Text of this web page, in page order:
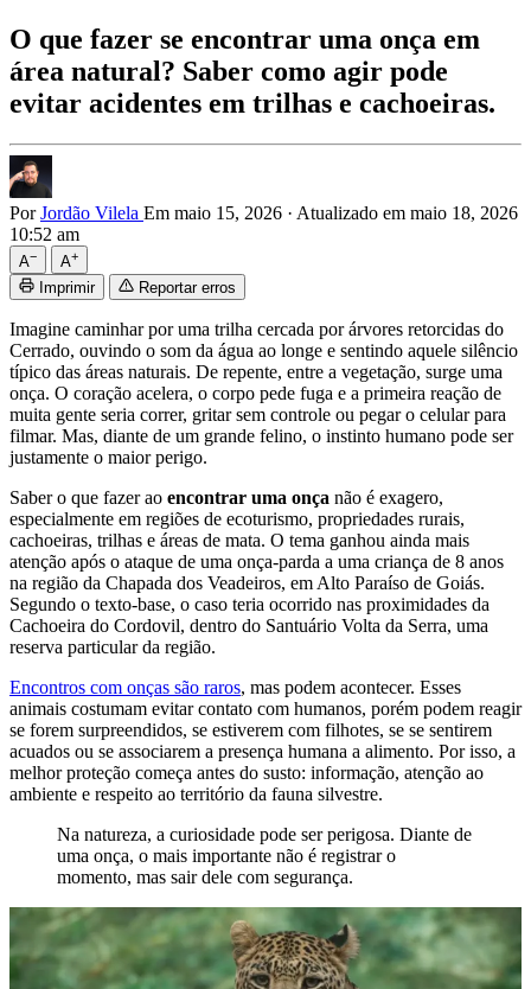
O que fazer se encontrar uma onça em
área natural? Saber como agir pode
evitar acidentes em trilhas e cachoeiras.
PorJordão Vilela Em maio 15, 2026 · Atualizado em maio 18, 2026
10:52 am
A− A+
Imprimir Reportar erros
Imagine caminhar por uma trilha cercada por árvores retorcidas do
Cerrado, ouvindo o som da água ao longe e sentindo aquele silêncio
típico das áreas naturais. De repente, entre a vegetação, surge uma
onça. O coração acelera, o corpo pede fuga e a primeira reação de
muita gente seria correr, gritar sem controle ou pegar o celular para
filmar. Mas, diante de um grande felino, o instinto humano pode ser
justamente o maior perigo.
Saber o que fazer ao encontrar uma onça não é exagero,
especialmente em regiões de ecoturismo, propriedades rurais,
cachoeiras, trilhas e áreas de mata. O tema ganhou ainda mais
atenção após o ataque de uma onça-parda a uma criança de 8 anos
na região da Chapada dos Veadeiros, em Alto Paraíso de Goiás.
Segundo o texto-base, o caso teria ocorrido nas proximidades da
Cachoeira do Cordovil, dentro do Santuário Volta da Serra, uma
reserva particular da região.
Encontros com onças são raros, mas podem acontecer. Esses
animais costumam evitar contato com humanos, porém podem reagir
se forem surpreendidos, se estiverem com filhotes, se se sentirem
acuados ou se associarem a presença humana a alimento. Por isso, a
melhor proteção começa antes do susto: informação, atenção ao
ambiente e respeito ao território da fauna silvestre.
Na natureza, a curiosidade pode ser perigosa. Diante de
uma onça, o mais importante não é registrar o
momento, mas sair dele com segurança.